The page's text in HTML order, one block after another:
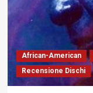
SUL
JAZZ
African-American
Recensione Dischi